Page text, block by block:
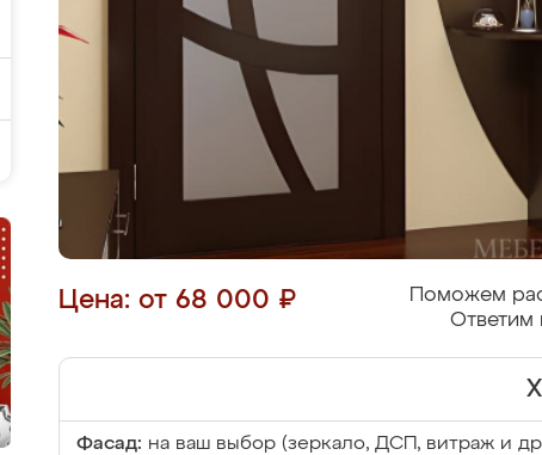
Цена: от 68 000 ₽
Поможем
Ответим
Фасад: на ваш выбор (зеркало, ДСП, витраж и